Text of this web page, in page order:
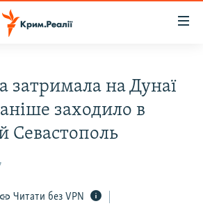
затримала на Дунаї
заходило в
Севастополь
Читати без VPN